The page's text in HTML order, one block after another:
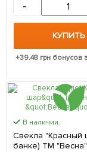
-
КУПИТЬ
+39.48 грн бонусов
В наличии.
Свекла "Красный
банке) ТМ